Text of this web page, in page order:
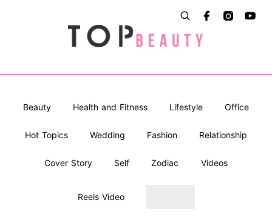
Beauty Health and Fitness Lifestyle Office
Hot Topics Wedding Fashion Relationship
Cover Story Self Zodiac Videos
Reels Video